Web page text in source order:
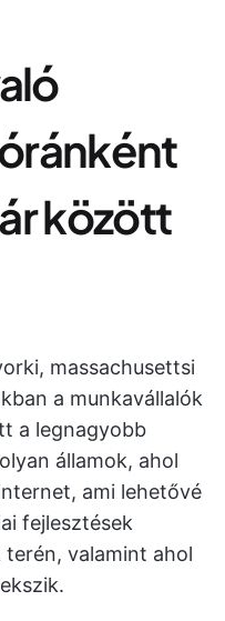
között
massachusettsi
a munkavállalók
a legnagyobb
államok, ahol
ami lehetővé
fejlesztések
valamint ahol